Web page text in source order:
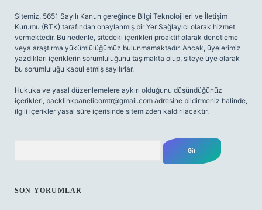
Sitemiz, 5651 Sayılı Kanun gereğince Bilgi Teknolojileri ve İletişim
Kurumu (BTK) tarafından onaylanmış bir Yer Sağlayıcı olarak hizmet
vermektedir. Bu nedenle, sitedeki içerikleri proaktif olarak denetleme
veya araştırma yükümlülüğümüz bulunmamaktadır. Ancak, üyelerimiz
yazdıkları içeriklerin sorumluluğunu taşımakta olup, siteye üye olarak
bu sorumluluğu kabul etmiş sayılırlar.
Hukuka ve yasal düzenlemelere aykırı olduğunu düşündüğünüz
içerikleri, backlinkpanelicomtr@gmail.com adresine bildirmeniz halinde,
ilgili içerikler yasal süre içerisinde sitemizden kaldırılacaktır.
SON YORUMLAR